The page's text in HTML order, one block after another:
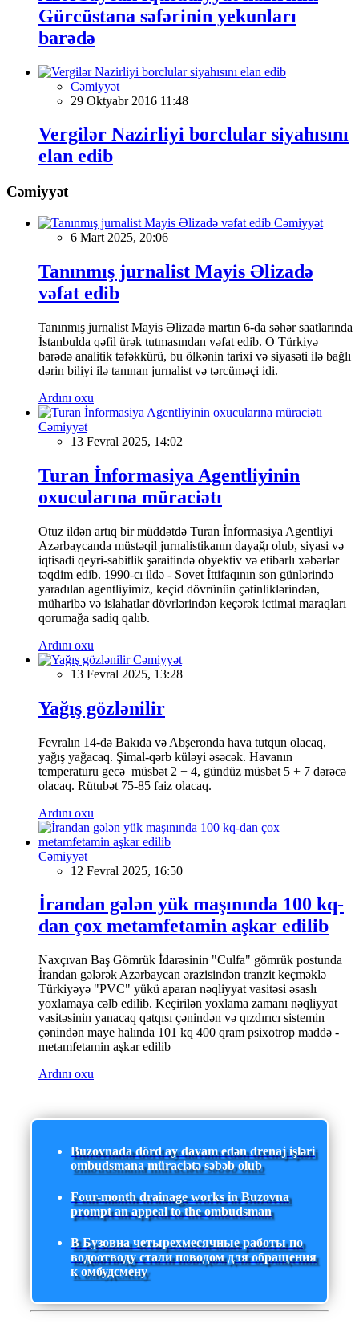
Gürcüstana səfərinin yekunları
barədə
Cəmiyyət
29 Oktyabr 2016 11:48
Vergilər Nazirliyi borclular siyahısını
elan edib
Cəmiyyət
Cəmiyyət
6 Mart 2025, 20:06
Tanınmış jurnalist Mayis Əlizadə
vəfat edib
Tanınmış jurnalist Mayis Əlizadə martın 6-da səhər saatlarında
İstanbulda qəfil ürək tutmasından vəfat edib. O Türkiyə
barədə analitik təfəkkürü, bu ölkənin tarixi və siyasəti ilə bağlı
dərin biliyi ilə tanınan jurnalist və tərcüməçi idi.
Ardını oxu
Cəmiyyət
13 Fevral 2025, 14:02
Turan İnformasiya Agentliyinin
oxucularına müraciətı
Otuz ildən artıq bir müddətdə Turan İnformasiya Agentliyi
Azərbaycanda müstəqil jurnalistikanın dayağı olub, siyasi və
iqtisadi qeyri-sabitlik şəraitində obyektiv və etibarlı xəbərlər
təqdim edib. 1990-cı ildə - Sovet İttifaqının son günlərində
yaradılan agentliyimiz, keçid dövrünün çətinliklərindən,
müharibə və islahatlar dövrlərindən keçərək ictimai maraqları
qorumağa sadiq qalıb.
Ardını oxu
Cəmiyyət
13 Fevral 2025, 13:28
Yağış gözlənilir
Fevralın 14-də Bakıda və Abşeronda hava tutqun olacaq,
yağış yağacaq. Şimal-qərb küləyi əsəcək. Havanın
temperaturu gecə müsbət 2 + 4, gündüz müsbət 5 + 7 dərəcə
olacaq. Rütubət 75-85 faiz olacaq.
Ardını oxu
Cəmiyyət
12 Fevral 2025, 16:50
İrandan gələn yük maşınında 100 kq-
dan çox metamfetamin aşkar edilib
Naxçıvan Baş Gömrük İdarəsinin "Culfa" gömrük postunda
İrandan gələrək Azərbaycan ərazisindən tranzit keçməklə
Türkiyəyə "PVC" yükü aparan nəqliyyat vasitəsi əsaslı
yoxlamaya cəlb edilib. Keçirilən yoxlama zamanı nəqliyyat
vasitəsinin yanacaq qatqısı çənindən və qızdırıcı sistemin
çənindən maye halında 101 kq 400 qram psixotrop maddə -
metamfetamin aşkar edilib
Ardını oxu
Buzovnada dörd ay davam edən drenaj işləri
ombudsmana müraciətə səbəb olub
Four-month drainage works in Buzovna
prompt an appeal to the ombudsman
В Бузовна четырехмесячные работы по
водоотводу стали поводом для обращения
к омбудсмену